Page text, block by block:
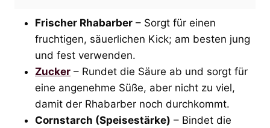
Frischer Rhabarber – Sorgt für einen
fruchtigen, säuerlichen Kick; am besten jung
und fest verwenden.
Zucker – Rundet die Säure ab und sorgt für
eine angenehme Süße, aber nicht zu viel,
damit der Rhabarber noch durchkommt.
Cornstarch (Speisestärke) – Bindet die